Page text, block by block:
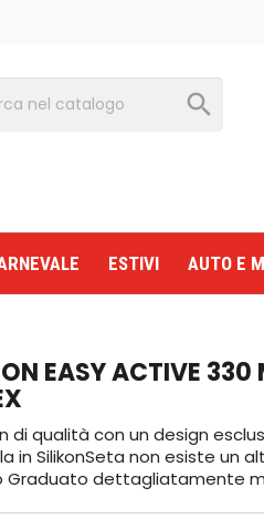

ESTIVI AUTO E
EASY ACTIVE 330
di qualità con un design
in SilikonSeta non esiste un
Graduato dettagliatamente